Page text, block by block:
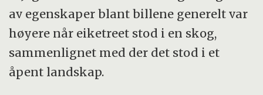
av egenskaper blant billene generelt var
høyere når eiketreet stod i en skog,
sammenlignet med der det stod i et
åpent landskap.